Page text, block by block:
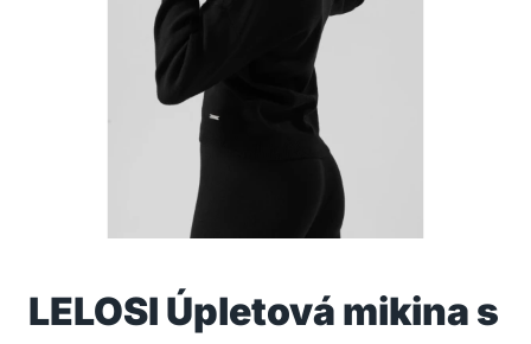
LELOSI Úpletová mikina s